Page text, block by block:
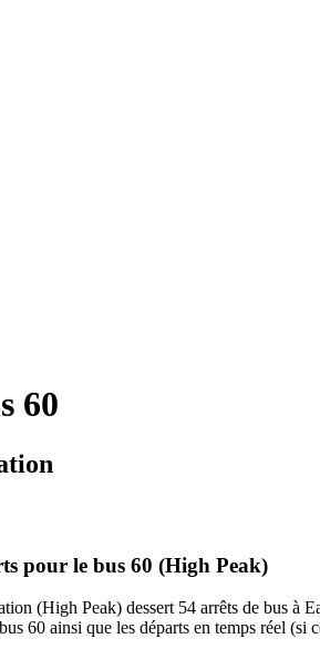
60
pour le bus 60 (High Peak)
(High Peak) dessert 54 arrêts de bus à
60 ainsi que les départs en temps réel (si